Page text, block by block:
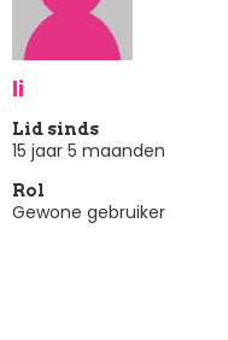
li
Lid sinds
15 jaar 5 maanden
Rol
Gewone gebruiker